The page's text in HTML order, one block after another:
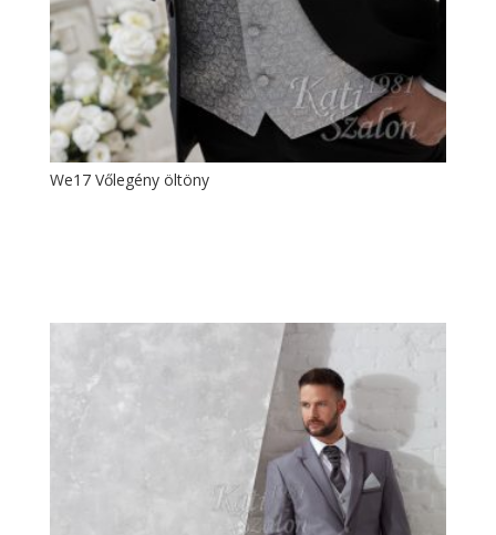
We17 Vőlegény öltöny